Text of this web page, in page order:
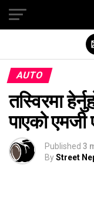
AUTO
तस्विरमा
पाएको
Published 3
ByStreet